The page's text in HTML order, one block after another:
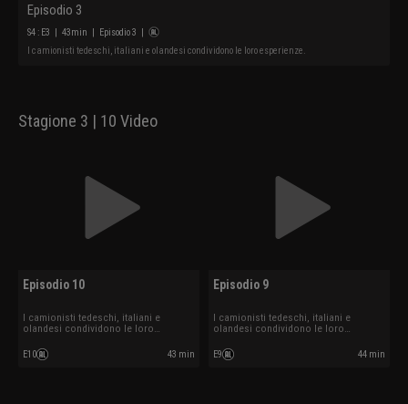
Episodio 3
S4 : E3 | 43min | Episodio 3 |
I camionisti tedeschi, italiani e olandesi condividono le loro esperienze.
Stagione 3 | 10 Video
Episodio 10
I camionisti tedeschi, italiani e
olandesi condividono le loro
E10 43 min
Episodio 9
I camionisti tedeschi, italiani e
olandesi condividono le loro
E9 44 min